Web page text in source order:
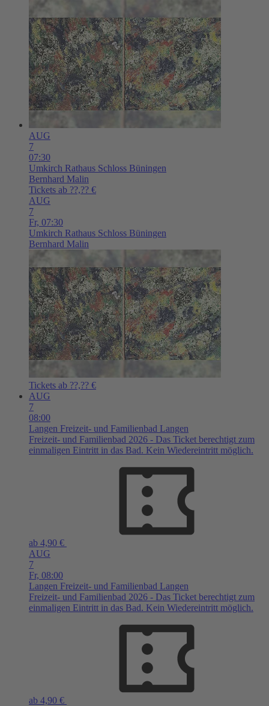
AUG
7
07:30
Umkirch Rathaus Schloss Büningen
Bernhard Malin
Tickets ab ??,?? €
AUG
7
Fr, 07:30
Umkirch Rathaus Schloss Büningen
Bernhard Malin
Tickets ab ??,?? €
AUG
7
08:00
Langen Freizeit- und Familienbad Langen
Freizeit- und Familienbad 2026 - Das Ticket berechtigt zum
einmaligen Eintritt in das Bad. Kein Wiedereintritt möglich.
ab 4,90 €
AUG
7
Fr, 08:00
Langen Freizeit- und Familienbad Langen
Freizeit- und Familienbad 2026 - Das Ticket berechtigt zum
einmaligen Eintritt in das Bad. Kein Wiedereintritt möglich.
ab 4,90 €